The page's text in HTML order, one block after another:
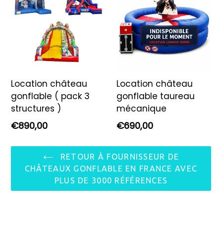
Location château
gonflable ( pack 3
structures )
Prix
€890,00
Location château
gonflable taureau
mécanique
Prix
€690,00
RETOUR À FOURNISSEUR DE
CHÂTEAUX GONFLABLE EN FRANCE AVEC
PLUS DE 3000 RÉFÉRENCES